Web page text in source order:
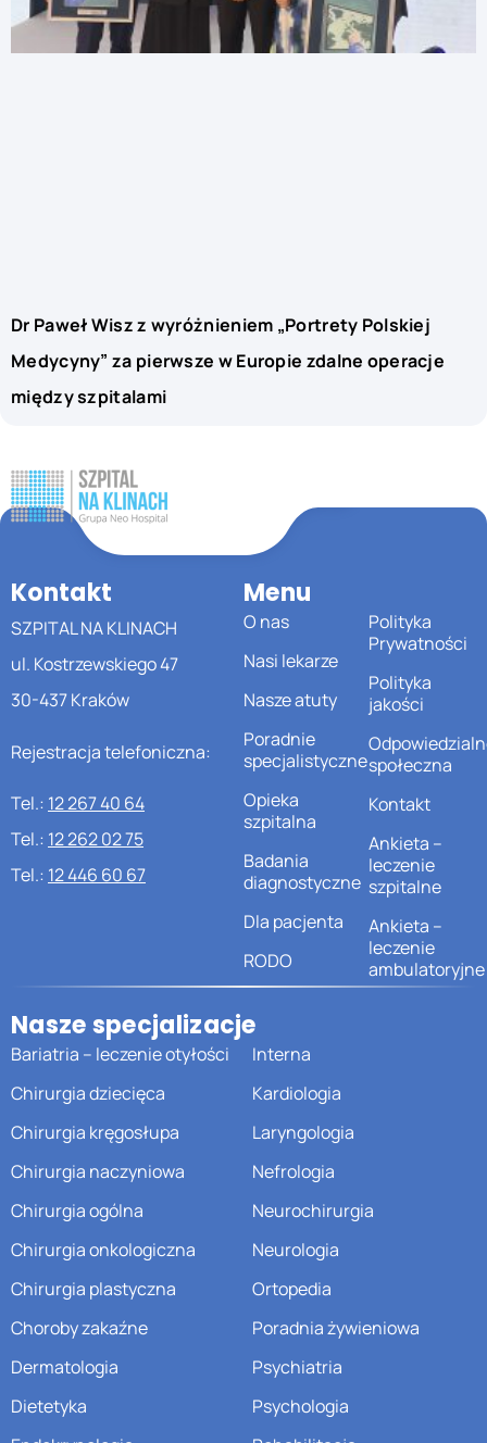
Dr Paweł Wisz z wyróżnieniem „Portrety Polskiej
Medycyny” za pierwsze w Europie zdalne operacje
między szpitalami
Kontakt
SZPITAL NA KLINACH
ul. Kostrzewskiego 47
30-437 Kraków
Rejestracja telefoniczna:
Tel.: 12 267 40 64
Tel.: 12 262 02 75
Tel.: 12 446 60 67
Menu
O nas
Nasi lekarze
Nasze atuty
Poradnie
specjalistyczne
Opieka
szpitalna
Badania
diagnostyczne
Dla pacjenta
RODO
Polityka
Prywatności
Polityka
jakości
społeczna
Kontakt
Ankieta –
leczenie
szpitalne
Ankieta –
leczenie
ambulatoryjne
Nasze specjalizacje
Bariatria – leczenie otyłości
Chirurgia dziecięca
Chirurgia kręgosłupa
Chirurgia naczyniowa
Chirurgia ogólna
Chirurgia onkologiczna
Chirurgia plastyczna
Choroby zakaźne
Dermatologia
Dietetyka
Interna
Kardiologia
Laryngologia
Nefrologia
Neurochirurgia
Neurologia
Ortopedia
Poradnia żywieniowa
Psychiatria
Psychologia